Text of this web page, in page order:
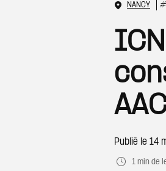
NANCY #
Publié le 14
1 min de